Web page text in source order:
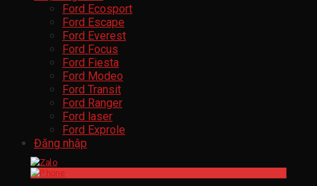
Ford Ecosport
Ford Escape
Ford Everest
Ford Focus
Ford Fiesta
Ford Modeo
Ford Transit
Ford Ranger
Ford laser
Ford Exprole
Đăng nhập